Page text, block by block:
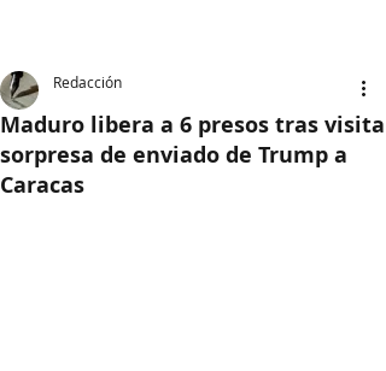
Maduro libera a 6 presos tras visita
sorpresa de enviado de Trump a
Caracas
Redacción